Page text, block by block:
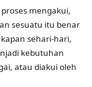
mengakui,
sesuatu itu benar
sehari-hari,
kebutuhan
atau diakui oleh